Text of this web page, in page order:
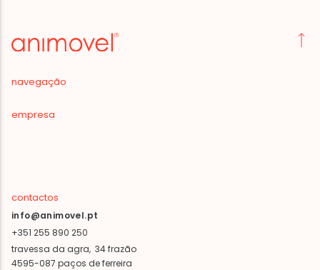
navegação
empresa
contactos
info@animovel.pt
+351 255 890 250
travessa da agra, 34 frazão
4595-087 paços de ferreira